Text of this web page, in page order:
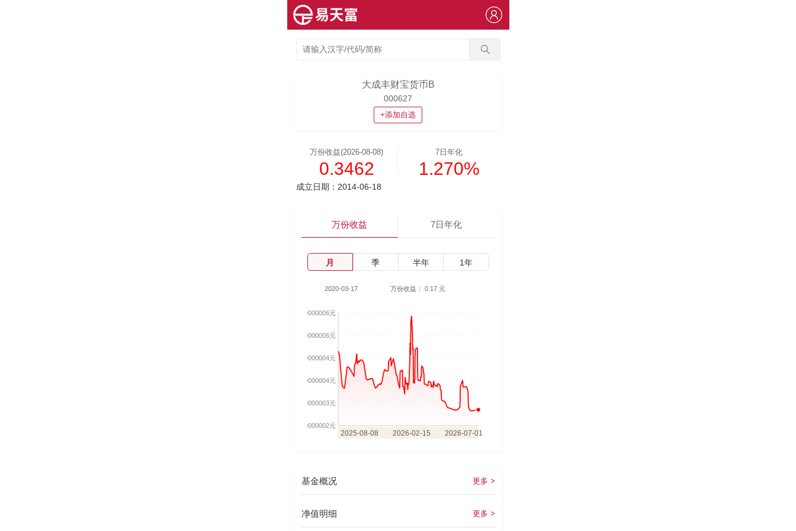
大成丰财宝货币B
000627
+添加自选
万份收益(2026-08-08)
0.3462
7日年化
1.270%
成立日期：2014-06-18
万份收益 7日年化
月 季 半年 1年
2020-03-17 万份收益： 0.17 元
基金概况 更多 >
净值明细 更多 >